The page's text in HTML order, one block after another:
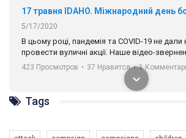
5/17/2020
В цьому році, пандемія та COVІD-19 не
провести вуличні акції. Наше відео-
навіть коли ми у різних містах та не
разом. Ми закликаємо всіх хто поділяє
солідарності, приєднатися до нас.
ГАУ є в 16 областях України.
Разом наш голос лунає гучніше!
423 Просмотров • 37 Нравится • 1
Tags